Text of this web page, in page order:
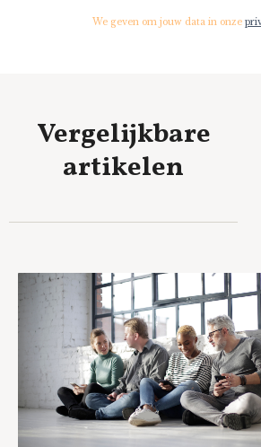
We geven om jouw data in onze
Vergelijkbare
artikelen